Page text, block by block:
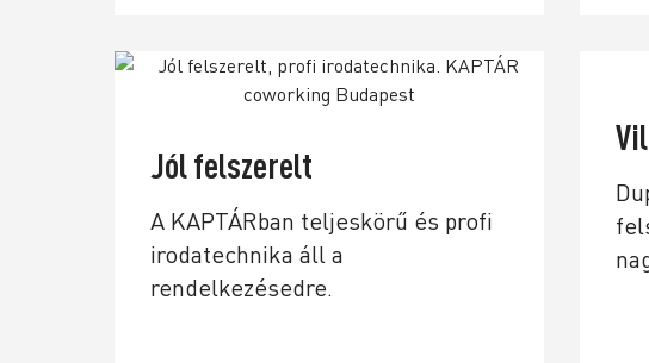
Jól felszerelt
A KAPTÁRban teljeskörű és profi
irodatechnika áll a
rendelkezésedre.